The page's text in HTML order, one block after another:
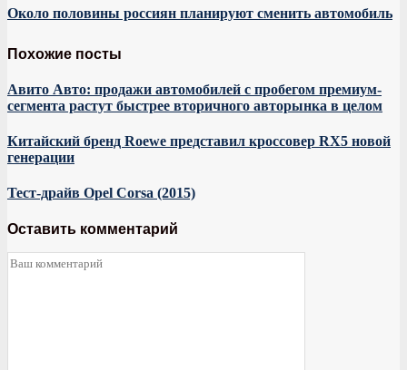
Около половины россиян планируют сменить автомобиль
Похожие посты
Авито Авто: продажи автомобилей с пробегом премиум-
сегмента растут быстрее вторичного авторынка в целом
Китайский бренд Roewe представил кроссовер RX5 новой
генерации
Тест-драйв Opel Corsa (2015)
Оставить комментарий